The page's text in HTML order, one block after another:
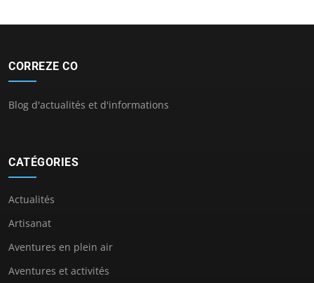
CORREZE CO
Blog d'actualités et d'informations
CATÉGORIES
Actualités
Artisanat
Aventures en plein air
Aventures et activités